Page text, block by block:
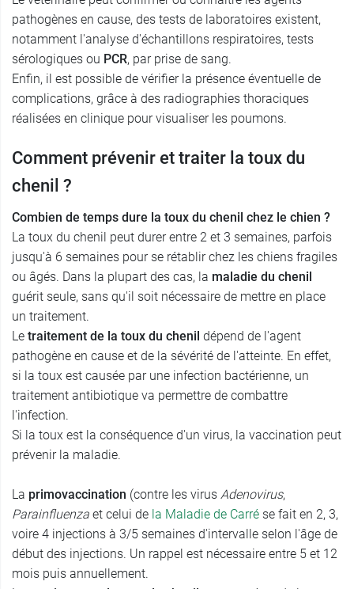
pathogènes en cause, des tests de laboratoires existent,
notamment l'analyse d'échantillons respiratoires, tests
sérologiques ou PCR, par prise de sang.
Enfin, il est possible de vérifier la présence éventuelle de
complications, grâce à des radiographies thoraciques
réalisées en clinique pour visualiser les poumons.
Comment prévenir et traiter la toux du
chenil ?
Combien de temps dure la toux du chenil chez le chien ?
La toux du chenil peut durer entre 2 et 3 semaines, parfois
jusqu'à 6 semaines pour se rétablir chez les chiens fragiles
ou âgés. Dans la plupart des cas, la maladie du chenil
guérit seule, sans qu'il soit nécessaire de mettre en place
un traitement.
Le traitement de la toux du chenil dépend de l'agent
pathogène en cause et de la sévérité de l'atteinte. En effet,
si la toux est causée par une infection bactérienne, un
traitement antibiotique va permettre de combattre
l'infection.
Si la toux est la conséquence d'un virus, la vaccination peut
prévenir la maladie.
La primovaccination (contre les virus Adenovirus,
Parainfluenza et celui de la Maladie de Carré se fait en 2, 3,
voire 4 injections à 3/5 semaines d'intervalle selon l'âge de
début des injections. Un rappel est nécessaire entre 5 et 12
mois puis annuellement.